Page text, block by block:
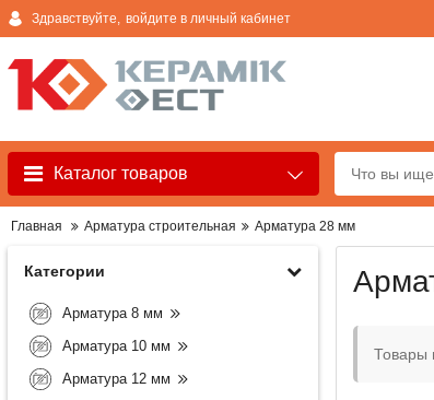
Здравствуйте, войдите в личный кабинет
Каталог товаров
Главная Арматура строительная Арматура 28 мм
Категории
Арматура 8 мм
Арматура 10 мм
Арматура 12 мм
Товары